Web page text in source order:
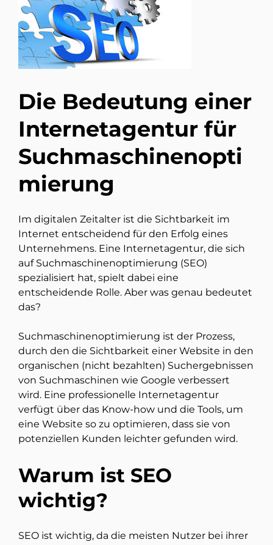
Die Bedeutung einer
Internetagentur für
Suchmaschinenopti
mierung
Im digitalen Zeitalter ist die Sichtbarkeit im
Internet entscheidend für den Erfolg eines
Unternehmens. Eine Internetagentur, die sich
auf Suchmaschinenoptimierung (SEO)
spezialisiert hat, spielt dabei eine
entscheidende Rolle. Aber was genau bedeutet
das?
Suchmaschinenoptimierung ist der Prozess,
durch den die Sichtbarkeit einer Website in den
organischen (nicht bezahlten) Suchergebnissen
von Suchmaschinen wie Google verbessert
wird. Eine professionelle Internetagentur
verfügt über das Know-how und die Tools, um
eine Website so zu optimieren, dass sie von
potenziellen Kunden leichter gefunden wird.
Warum ist SEO
wichtig?
SEO ist wichtig, da die meisten Nutzer bei ihrer